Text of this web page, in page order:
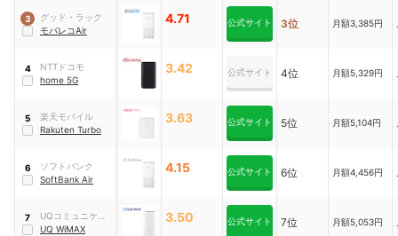
3
グッド・ラック
モバレコAir
4.71 公式サイト 3位 月額3,385円
4
NTTドコモ
home 5G
3.42 公式サイト 4位 月額5,329円
5
楽天モバイル
Rakuten Turbo
3.63 公式サイト 5位 月額5,104円
6
ソフトバンク
SoftBank Air
4.15 公式サイト 6位 月額4,456円
7
UQコミュニケー
ションズ
UQ WiMAX
3.50 公式サイト 7位 月額5,053円